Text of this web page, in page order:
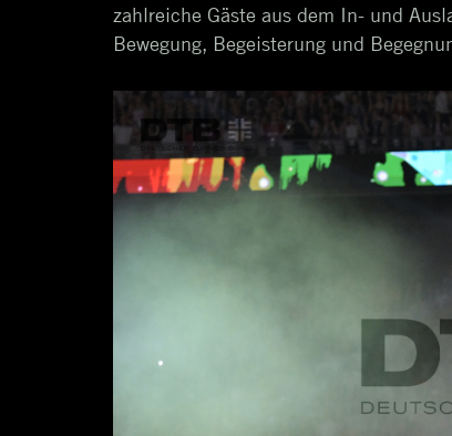
zahlreiche Gäste aus dem In- und
Bewegung, Begeisterung und